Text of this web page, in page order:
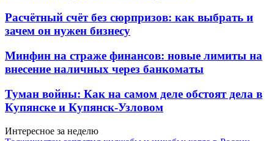
Расчётный счёт без сюрпризов: как выбрать и
зачем он нужен бизнесу
Минфин на страже финансов: новые лимиты на
внесение наличных через банкоматы
Туман войны: Как на самом деле обстоят дела в
Купянске и Купянск-Узловом
Интересное за неделю